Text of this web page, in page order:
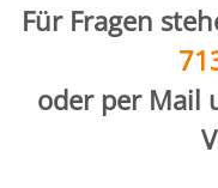
Für Fragen
oder per Mail